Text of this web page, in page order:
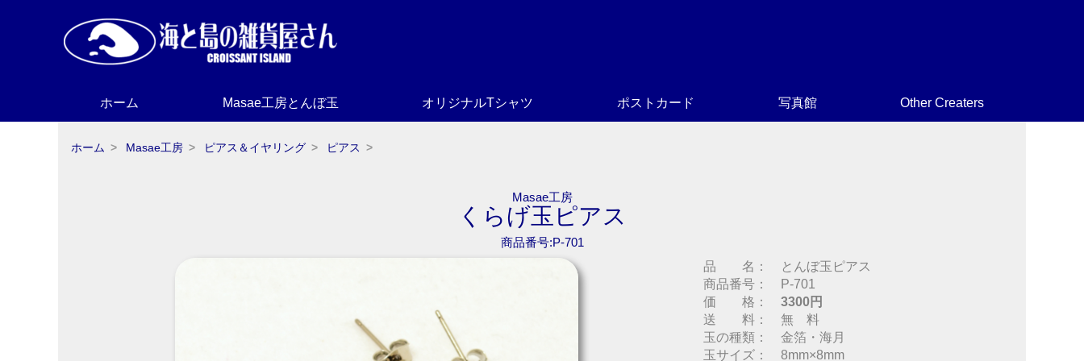
ホーム Masae工房とんぼ玉 オリジナルTシャツ ポストカード 写真館 Other Creaters
ホーム Masae工房 ピアス＆イヤリング ピアス
Masae工房
くらげ玉ピアス
商品番号:P-701
品 名： とんぼ玉ピアス
商品番号： P-701
価 格： 3300円
送 料： 無 料
玉の種類： 金箔・海月
玉サイズ： 8mm×8mm